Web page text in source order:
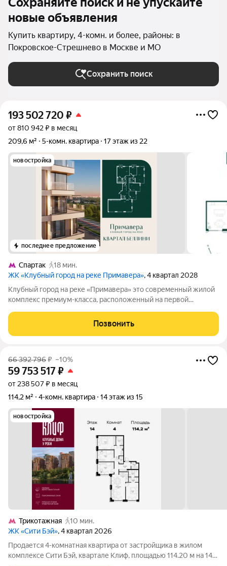
новые объявления
Купить квартиру, 4-комн. и более, районы: в
Покровское-Стрешнево в Москве и МО
Сохранить поиск
193 502 720 ₽
от 810 942 ₽ в месяц
209,6 м²
5-комн. квартира 17 этаж из 22
новостройка
последнее предложение
Спартак
18 мин.
ЖК «Клубный город на реке Примавера», 4 квартал 2028
Клубный город на реке «Примавера» это современный жилой
комплекс премиум-класса, расположенный на первой
Покровское-Стрешнево. Под панорамными окнами квартир
находится собственный экопарк с
Позвонить
66 392 796₽ –10%
59 753 517₽
от 238 507 ₽ в месяц
114,2 м²
4-комн. квартира 14 этаж из 15
новостройка
Трикотажная
10 мин.
ЖК «Сити Бэй», 4 квартал 2026
Продается 4-комнатная квартира от застройщика в жилом
комплексе Сити Бэй, квартале Клиф, площадью 114.20 м на 14